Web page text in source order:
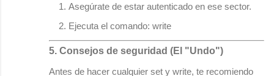
Asegúrate de estar autenticado en ese sector.
Ejecuta el comando: write
5. Consejos de seguridad (El "Undo")
Antes de hacer cualquier set y write, te recomiendo